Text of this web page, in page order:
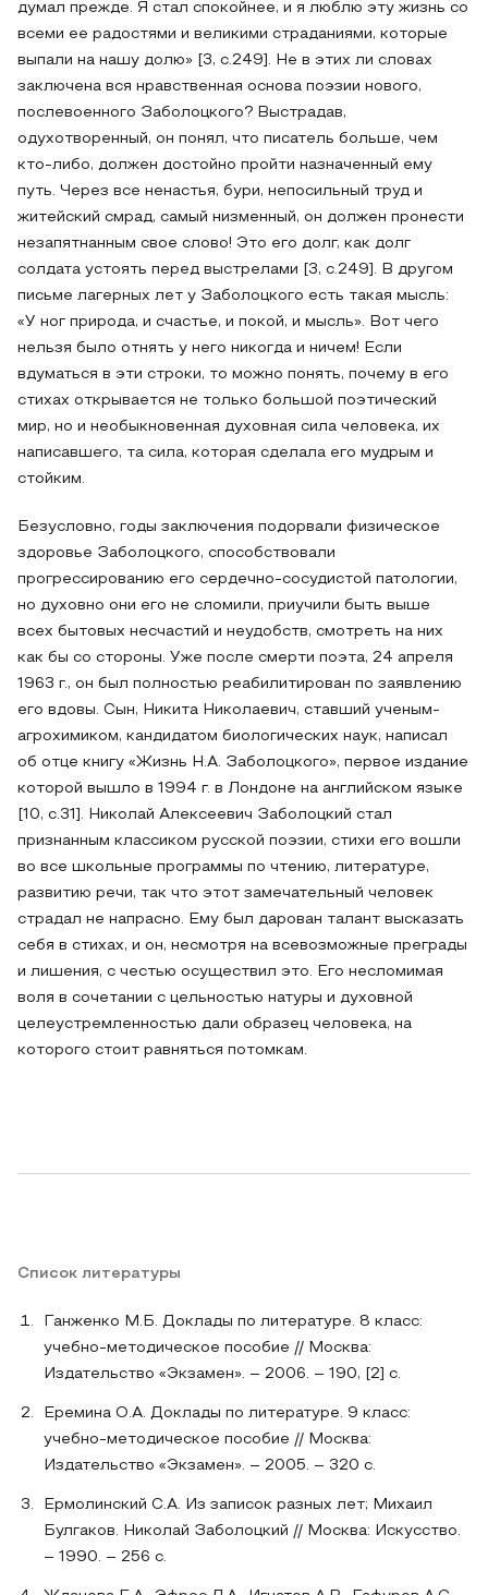
думал прежде. Я стал спокойнее, и я люблю эту жизнь со
всеми ее радостями и великими страданиями, которые
выпали на нашу долю» [3, c.249]. Не в этих ли словах
заключена вся нравственная основа поэзии нового,
послевоенного Заболоцкого? Выстрадав,
одухотворенный, он понял, что писатель больше, чем
кто-либо, должен достойно пройти назначенный ему
путь. Через все ненастья, бури, непосильный труд и
житейский смрад, самый низменный, он должен пронести
незапятнанным свое слово! Это его долг, как долг
солдата устоять перед выстрелами [3, c.249]. В другом
письме лагерных лет у Заболоцкого есть такая мысль:
«У ног природа, и счастье, и покой, и мысль». Вот чего
нельзя было отнять у него никогда и ничем! Если
вдуматься в эти строки, то можно понять, почему в его
стихах открывается не только большой поэтический
мир, но и необыкновенная духовная сила человека, их
написавшего, та сила, которая сделала его мудрым и
стойким.
Безусловно, годы заключения подорвали физическое
здоровье Заболоцкого, способствовали
прогрессированию его сердечно-сосудистой патологии,
но духовно они его не сломили, приучили быть выше
всех бытовых несчастий и неудобств, смотреть на них
как бы со стороны. Уже после смерти поэта, 24 апреля
1963 г., он был полностью реабилитирован по заявлению
его вдовы. Сын, Никита Николаевич, ставший ученым-
агрохимиком, кандидатом биологических наук, написал
об отце книгу «Жизнь Н.А. Заболоцкого», первое издание
которой вышло в 1994 г. в Лондоне на английском языке
[10, c.31]. Николай Алексеевич Заболоцкий стал
признанным классиком русской поэзии, стихи его вошли
во все школьные программы по чтению, литературе,
развитию речи, так что этот замечательный человек
страдал не напрасно. Ему был дарован талант высказать
себя в стихах, и он, несмотря на всевозможные преграды
и лишения, с честью осуществил это. Его несломимая
воля в сочетании с цельностью натуры и духовной
целеустремленностью дали образец человека, на
которого стоит равняться потомкам.
Список литературы
Ганженко М.Б. Доклады по литературе. 8 класс:
учебно-методическое пособие // Москва:
Издательство «Экзамен». – 2006. – 190, [2] с.
Еремина О.А. Доклады по литературе. 9 класс:
учебно-методическое пособие // Москва:
Издательство «Экзамен». – 2005. – 320 с.
Ермолинский С.А. Из записок разных лет; Михаил
Булгаков. Николай Заболоцкий // Москва: Искусство.
– 1990. – 256 с.